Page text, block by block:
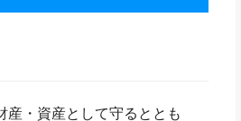
産・資産として守るととも